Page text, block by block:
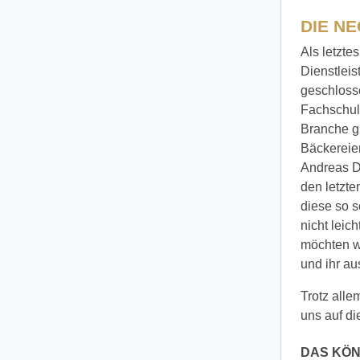
DIE
Als
Branche
Andreas
den
diese so
nicht
möchten
und ihr
Trotz
uns auf
DAS